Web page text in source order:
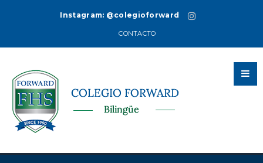
Instagram: @colegioforward
CONTACTO